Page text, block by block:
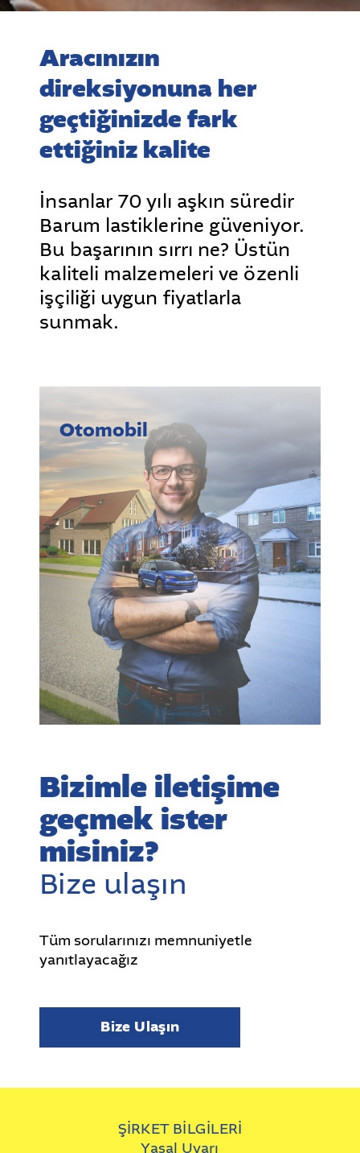
Aracınızın
direksiyonuna her
geçtiğinizde fark
ettiğiniz kalite
İnsanlar 70 yılı aşkın süredir
Barum lastiklerine güveniyor.
Bu başarının sırrı ne? Üstün
kaliteli malzemeleri ve özenli
işçiliği uygun fiyatlarla
sunmak.
Otomobil
Bizimle iletişime
geçmek ister
misiniz?
Bize ulaşın
Tüm sorularınızı memnuniyetle
yanıtlayacağız
Bize Ulaşın
ŞİRKET BİLGİLERİ
Yasal Uyarı